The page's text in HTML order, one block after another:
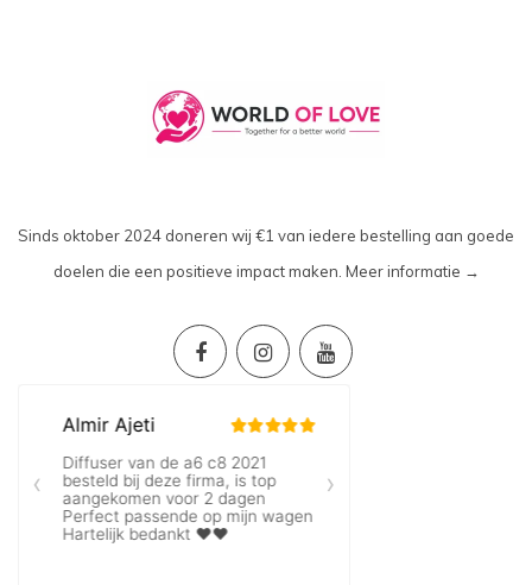
Sinds oktober 2024 doneren wij €1 van iedere bestelling aan goede
doelen die een positieve impact maken. Meer informatie →